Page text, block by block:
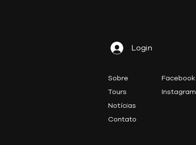
Login
Sobre
Tours
Notícias
Contato
Facebook
Instagram